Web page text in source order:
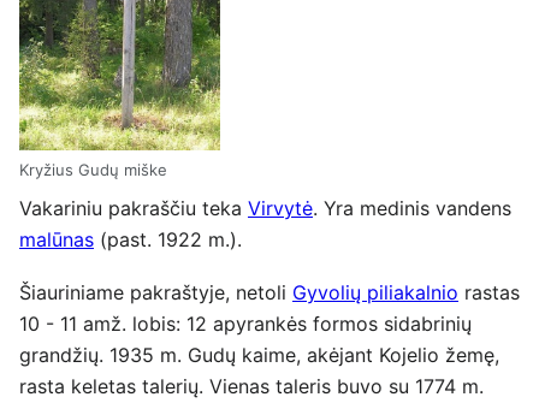
Kryžius Gudų miške
Vakariniu pakraščiu teka Virvytė. Yra medinis vandens
malūnas (past. 1922 m.).
Šiauriniame pakraštyje, netoli Gyvolių piliakalnio rastas
10 - 11 amž. lobis: 12 apyrankės formos sidabrinių
grandžių. 1935 m. Gudų kaime, akėjant Kojelio žemę,
rasta keletas talerių. Vienas taleris buvo su 1774 m.